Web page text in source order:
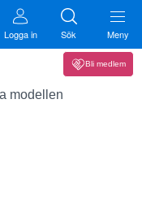
Logga in Sök Meny
Bli medlem
modellen